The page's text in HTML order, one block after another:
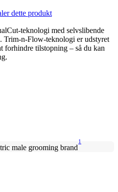
dette produkt
teknologi med selvslibende
n-Flow-teknologi er udstyret
forhindre tilstopning – så du kan
male grooming brand
1